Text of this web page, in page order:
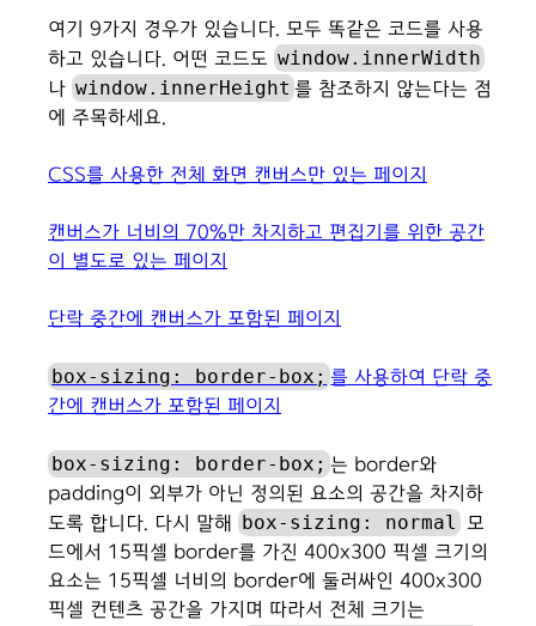
여기 9가지 경우가 있습니다. 모두 똑같은 코드를 사용
하고 있습니다. 어떤 코드도 window.innerWidth
나 window.innerHeight 를 참조하지 않는다는 점
에 주목하세요.
CSS를 사용한 전체 화면 캔버스만 있는 페이지
캔버스가 너비의 70%만 차지하고 편집기를 위한 공간
이 별도로 있는 페이지
단락 중간에 캔버스가 포함된 페이지
box-sizing: border-box; 를 사용하여 단락 중
간에 캔버스가 포함된 페이지
box-sizing: border-box; 는 border와
padding이 외부가 아닌 정의된 요소의 공간을 차지하
도록 합니다. 다시 말해 box-sizing: normal 모
드에서 15픽셀 border를 가진 400x300 픽셀 크기의
요소는 15픽셀 너비의 border에 둘러싸인 400x300
픽셀 컨텐츠 공간을 가지며 따라서 전체 크기는